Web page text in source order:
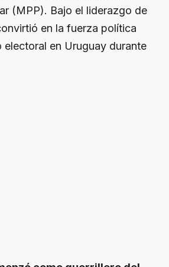
(MPP). Bajo el liderazgo de
en la fuerza política
electoral en Uruguay durante